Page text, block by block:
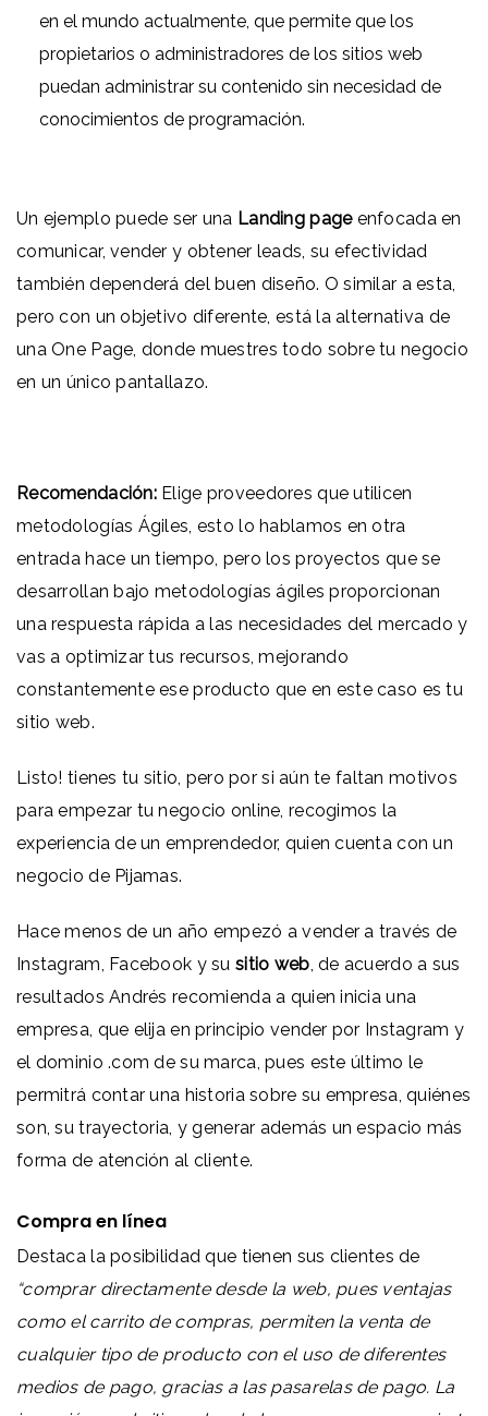
en el mundo actualmente, que permite que los
propietarios o administradores de los sitios web
puedan administrar su contenido sin necesidad de
conocimientos de programación.
Un ejemplo puede ser una Landing pageenfocada en
comunicar, vender y obtener leads, su efectividad
también dependerá del buen diseño. O similar a esta,
pero con un objetivo diferente, está la alternativa de
una One Page, donde muestres todo sobre tu negocio
en un único pantallazo.
Recomendación:Elige proveedores que utilicen
metodologías Ágiles, esto lo hablamos en otra
entrada hace un tiempo, pero los proyectos que se
desarrollan bajo metodologías ágiles proporcionan
una respuesta rápida a las necesidades del mercado y
vas a optimizar tus recursos, mejorando
constantemente ese producto que en este caso es tu
sitio web.
Listo! tienes tu sitio, pero por si aún te faltan motivos
para empezar tu negocio online, recogimos la
experiencia de un emprendedor, quien cuenta con un
negocio de Pijamas.
Hace menos de un año empezó a vender a través de
Instagram, Facebook y su sitio web, de acuerdo a sus
resultados Andrés recomienda a quien inicia una
empresa, que elija en principio vender por Instagram y
el dominio .com de su marca, pues este último le
permitrá contar una historia sobre su empresa, quiénes
son, su trayectoria, y generar además un espacio más
forma de atención al cliente.
Compra en línea
Destaca la posibilidad que tienen sus clientes de
“comprar directamente desde la web, pues ventajas
como el carrito de compras, permiten la venta de
cualquier tipo de producto con el uso de diferentes
medios de pago, gracias a las pasarelas de pago. La